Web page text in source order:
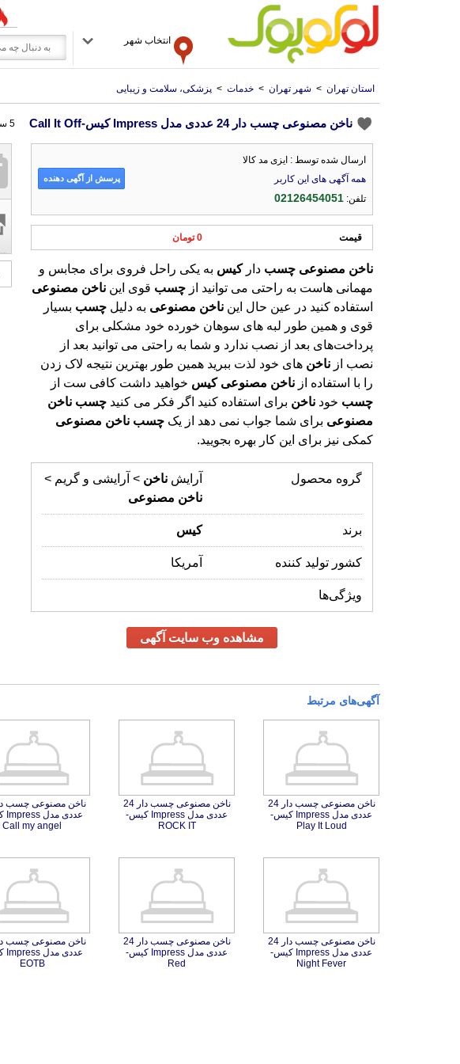
انتخاب شهر
استان تهران > شهر تهران > خدمات > پزشکی، سلامت و زیبایی
ناخن مصنوعی چسب دار 24 عددی مدل Impress کیس-Call It Off 5 سال پیش
ارسال شده توسط : ایزی مد کالا
همه آگهی های این کاربر
تلفن:02126454051
پرسش از آگهی دهنده
قیمت 0 تومان
ناخن مصنوعی چسب دارکیس به یکی راحل فروی برای مجابس و
مهمانی هاست به راحتی می توانید از چسب قوی این ناخن مصنوعی
استفاده کنید در عین حال این ناخن مصنوعی به دلیل چسب بسیار
قوی و همین طور لبه های سوهان خورده خود مشکلی برای
پرداخت‌های بعد از نصب ندارد و شما به راحتی می توانید بعد از
نصب از ناخن های خود لذت ببرید همین طور بهترین نتیجه لاک زدن
را با استفاده از ناخن مصنوعی کیس خواهید داشت کافی ست از
چسب خود ناخن برای استفاده کنید اگر فکر می کنید چسب ناخن
مصنوعی برای شما جواب نمی دهد از یک چسب ناخن مصنوعی
کمکی نیز برای این کار بهره بجویید.
گروه محصول آرایشناخن > آرایشی و گریم >
ناخن مصنوعی
برند کیس
کشور تولید کننده آمریکا
ویژگی‌ها
مشاهده وب سایت آگهی
آگهی‌های مرتبط
ناخن مصنوعی چسب دار 24
عددی مدل Impress کیس-
Play It Loud
ناخن مصنوعی چسب دار 24
عددی مدل Impress کیس-
ROCK IT
Call my angel
ناخن مصنوعی چسب دار 24
عددی مدل Impress کیس-
Night Fever
ناخن مصنوعی چسب دار 24
عددی مدل Impress کیس-
Red
EOTB